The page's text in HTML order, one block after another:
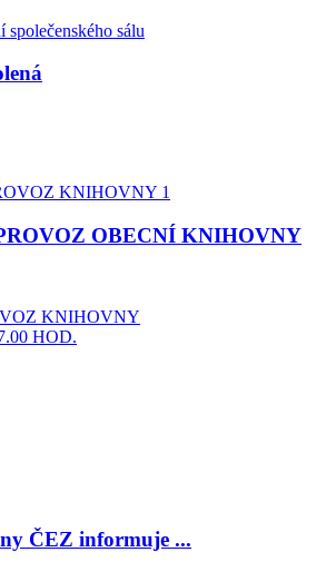
společenského sálu
OBECNÍ KNIHOVNY
KNIHOVNY
HOD.
ČEZ informuje ...